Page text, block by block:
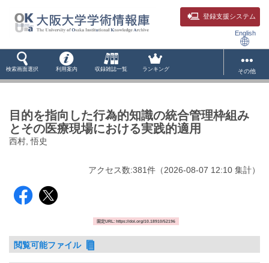
登録支援システム
English
検索画面選択 利用案内 収録雑誌一覧 ランキング その他
目的を指向した行為的知識の統合管理枠組み
とその医療現場における実践的適用
西村, 悟史
アクセス数:381件 （2026-08-07 12:10 集計）
固定URL: https://doi.org/10.18910/52196
閲覧可能ファイル